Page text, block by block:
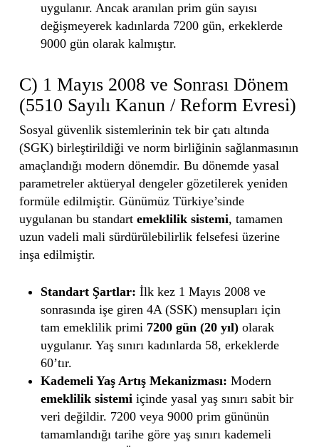
uygulanır. Ancak aranılan prim gün sayısı
değişmeyerek kadınlarda 7200 gün, erkeklerde
9000 gün olarak kalmıştır.
C) 1 Mayıs 2008 ve Sonrası Dönem
(5510 Sayılı Kanun / Reform Evresi)
Sosyal güvenlik sistemlerinin tek bir çatı altında
(SGK) birleştirildiği ve norm birliğinin sağlanmasının
amaçlandığı modern dönemdir. Bu dönemde yasal
parametreler aktüeryal dengeler gözetilerek yeniden
formüle edilmiştir. Günümüz Türkiye’sinde
uygulanan bu standart emeklilik sistemi, tamamen
uzun vadeli mali sürdürülebilirlik felsefesi üzerine
inşa edilmiştir.
Standart Şartlar: İlk kez 1 Mayıs 2008 ve
sonrasında işe giren 4A (SSK) mensupları için
tam emeklilik primi 7200 gün (20 yıl)olarak
uygulanır. Yaş sınırı kadınlarda 58, erkeklerde
60’tır.
Kademeli Yaş Artış Mekanizması: Modern
emeklilik sistemiiçinde yasal yaş sınırı sabit bir
veri değildir. 7200 veya 9000 prim gününün
tamamlandığı tarihe göre yaş sınırı kademeli